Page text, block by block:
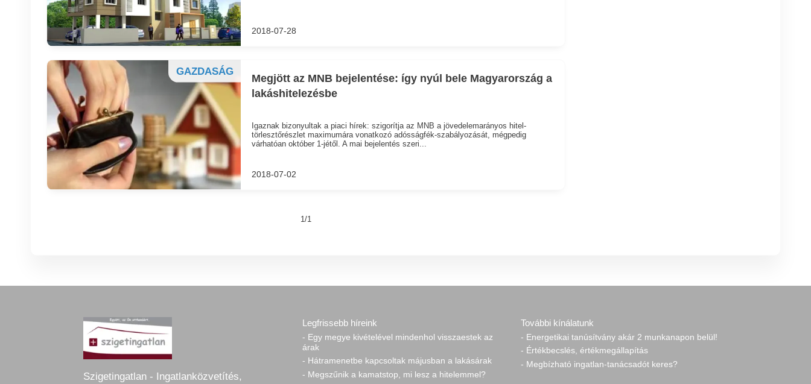
2018-07-28
GAZDASÁG
Megjött az MNB bejelentése: így nyúl bele Magyarország a
lakáshitelezésbe
Igaznak bizonyultak a piaci hírek: szigorítja az MNB a jövedelemarányos hitel-
törlesztőrészlet maximumára vonatkozó adósságfék-szabályozását, mégpedig
várhatóan október 1-jétől. A mai bejelentés szeri...
2018-07-02
1/1
Szigetingatlan - Ingatlanközvetítés,
Legfrissebb híreink
- Egy megye kivételével mindenhol visszaestek az
árak
- Hátramenetbe kapcsoltak májusban a lakásárak
- Megszűnik a kamatstop, mi lesz a hitelemmel?
További kínálatunk
- Energetikai tanúsítvány akár 2 munkanapon belül!
- Értékbecslés, értékmegállapítás
- Megbízható ingatlan-tanácsadót keres?